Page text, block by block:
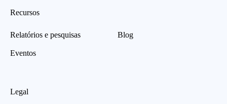
Recursos
Relatórios e pesquisas
Eventos
Blog
Legal